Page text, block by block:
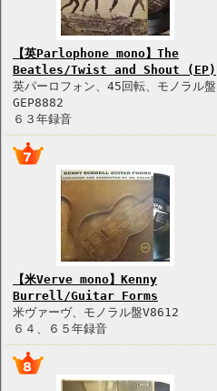
【英Parlophone mono】The
Beatles/Twist and Shout (EP)
英パーロフォン、45回転、モノラル盤
GEP8882
６３年録音
【米Verve mono】Kenny
Burrell/Guitar Forms
米ヴァーヴ、モノラル盤V8612
６４、６５年録音